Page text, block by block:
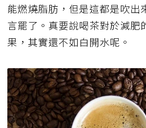
能燃燒脂肪，但是這都是吹出
言罷了。真要說喝茶對於減肥
果，其實還不如白開水呢。